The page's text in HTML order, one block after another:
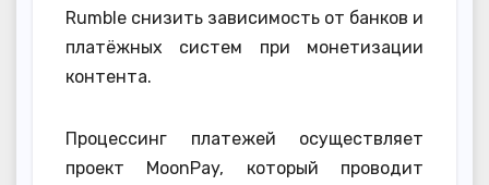
Rumble снизить зависимость от банков и
платёжных систем при монетизации
контента.
Процессинг платежей осуществляет
проект MoonPay, который проводит